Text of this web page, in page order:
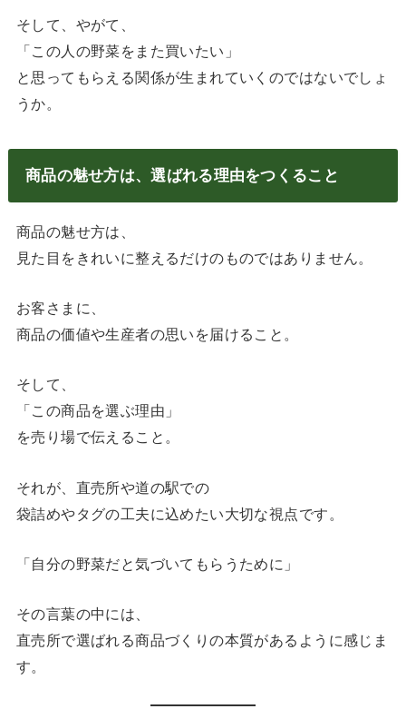
そして、やがて、
「この人の野菜をまた買いたい」
と思ってもらえる関係が生まれていくのではないでしょ
うか。
商品の魅せ方は、選ばれる理由をつくること
商品の魅せ方は、
見た目をきれいに整えるだけのものではありません。
お客さまに、
商品の価値や生産者の思いを届けること。
そして、
「この商品を選ぶ理由」
を売り場で伝えること。
それが、直売所や道の駅での
袋詰めやタグの工夫に込めたい大切な視点です。
「自分の野菜だと気づいてもらうために」
その言葉の中には、
直売所で選ばれる商品づくりの本質があるように感じま
す。